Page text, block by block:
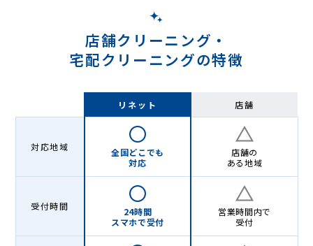
店舗クリーニング・
宅配クリーニングの特徴
リネット 店舗
対応地域
全国どこでも
対応
店舗の
ある地域
受付時間
24時間
スマホで受付
営業時間内で
受付